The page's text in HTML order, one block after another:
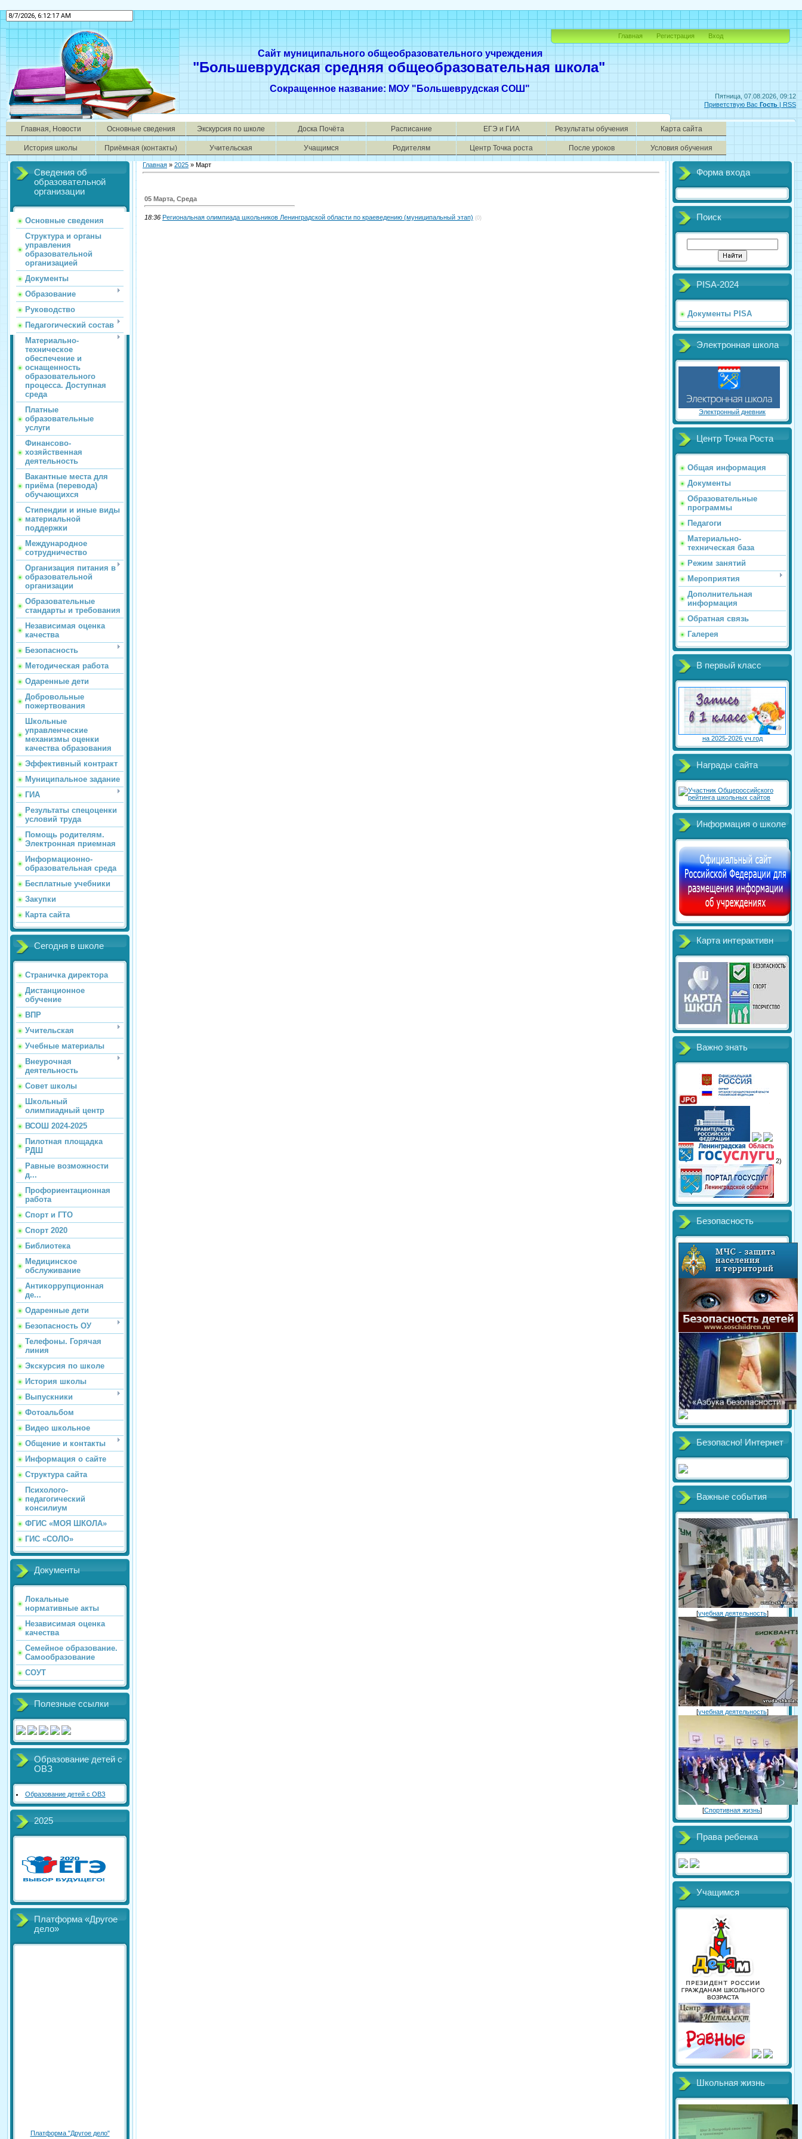
Пятница, 07.08.2026, 09:12
Приветствую Вас Гость RSS
Сайт муниципального общеобразовательного учреждения
"Большеврудская средняя общеобразовательная школа"
Сокращенное название: МОУ "Большеврудская СОШ"
Главная Регистрация Вход
Главная, Новости Основные сведения Экскурсия по школе Доска Почёта Расписание ЕГЭ и ГИА Результаты обучения Карта сайта
История школы Приёмная (контакты) Учительская Учащимся Родителям Центр Точка роста После уроков Условия обучения
Сведения об
образовательной
организации
Основные сведения
Структура и органы
управления
образовательной
организацией
Документы
Образование
Руководство
Педагогический состав
Материально-
техническое
обеспечение и
оснащенность
образовательного
процесса. Доступная
среда
Платные
образовательные
услуги
Финансово-
хозяйственная
деятельность
Вакантные места для
приёма (перевода)
обучающихся
Стипендии и иные виды
материальной
поддержки
Международное
сотрудничество
Организация питания в
образовательной
организации
Образовательные
стандарты и требования
Независимая оценка
качества
Безопасность
Методическая работа
Одаренные дети
Добровольные
пожертвования
Школьные
управленческие
механизмы оценки
качества образования
Эффективный контракт
Муниципальное задание
ГИА
Результаты спецоценки
условий труда
Помощь родителям.
Электронная приемная
Информационно-
образовательная среда
Бесплатные учебники
Закупки
Карта сайта
Сегодня в школе
Страничка директора
Дистанционное
обучение
ВПР
Учительская
Учебные материалы
Внеурочная
деятельность
Совет школы
Школьный
олимпиадный центр
ВСОШ 2024-2025
Пилотная площадка
РДШ
Равные возможности
д...
Профориентационная
работа
Спорт и ГТО
Спорт 2020
Библиотека
Медицинское
обслуживание
Антикоррупционная
де...
Одаренные дети
Безопасность ОУ
Телефоны. Горячая
линия
Экскурсия по школе
История школы
Выпускники
Фотоальбом
Видео школьное
Общение и контакты
Информация о сайте
Структура сайта
Психолого-
педагогический
консилиум
ФГИС «МОЯ ШКОЛА»
ГИС «СОЛО»
Документы
Локальные
нормативные акты
Независимая оценка
качества
Семейное образование.
Самообразование
СОУТ
Полезные ссылки
Образование детей с
ОВЗ
Образование детей с ОВЗ
2025
Платформа «Другое
дело»
Платформа "Другое дело"
Главная » 2025 » Март
05 Марта, Среда
18:36 Региональная олимпиада школьников Ленинградской области по краеведению (муниципальный этап) (0)
Форма входа
Поиск
PISA-2024
Документы PISA
Электронная школа
Электронный дневник
Центр Точка Роста
Общая информация
Документы
Образовательные
программы
Педагоги
Материально-
техническая база
Режим занятий
Мероприятия
Дополнительная
информация
Обратная связь
Галерея
В первый класс
на 2025-2026 уч.год
Награды сайта
Информация о школе
Карта интерактивн
Важно знать
2)
Безопасность
Безопасно! Интернет
Важные события
[учебная деятельность]
[учебная деятельность]
[Спортивная жизнь]
Права ребенка
Учащимся
Школьная жизнь